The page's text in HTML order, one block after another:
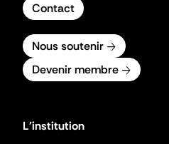
Contact
Nous soutenir
Devenir membre
L'institution